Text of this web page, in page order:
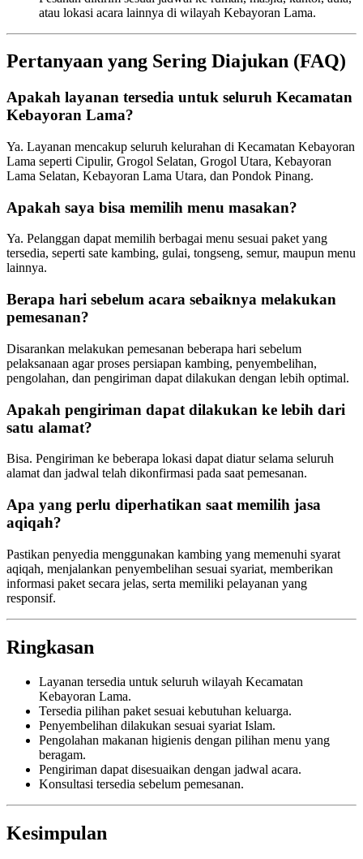
atau lokasi acara lainnya di wilayah Kebayoran Lama.
Pertanyaan yang Sering Diajukan (FAQ)
Apakah layanan tersedia untuk seluruh Kecamatan
Kebayoran Lama?
Ya. Layanan mencakup seluruh kelurahan di Kecamatan Kebayoran
Lama seperti Cipulir, Grogol Selatan, Grogol Utara, Kebayoran
Lama Selatan, Kebayoran Lama Utara, dan Pondok Pinang.
Apakah saya bisa memilih menu masakan?
Ya. Pelanggan dapat memilih berbagai menu sesuai paket yang
tersedia, seperti sate kambing, gulai, tongseng, semur, maupun menu
lainnya.
Berapa hari sebelum acara sebaiknya melakukan
pemesanan?
Disarankan melakukan pemesanan beberapa hari sebelum
pelaksanaan agar proses persiapan kambing, penyembelihan,
pengolahan, dan pengiriman dapat dilakukan dengan lebih optimal.
Apakah pengiriman dapat dilakukan ke lebih dari
satu alamat?
Bisa. Pengiriman ke beberapa lokasi dapat diatur selama seluruh
alamat dan jadwal telah dikonfirmasi pada saat pemesanan.
Apa yang perlu diperhatikan saat memilih jasa
aqiqah?
Pastikan penyedia menggunakan kambing yang memenuhi syarat
aqiqah, menjalankan penyembelihan sesuai syariat, memberikan
informasi paket secara jelas, serta memiliki pelayanan yang
responsif.
Ringkasan
Layanan tersedia untuk seluruh wilayah Kecamatan
Kebayoran Lama.
Tersedia pilihan paket sesuai kebutuhan keluarga.
Penyembelihan dilakukan sesuai syariat Islam.
Pengolahan makanan higienis dengan pilihan menu yang
beragam.
Pengiriman dapat disesuaikan dengan jadwal acara.
Konsultasi tersedia sebelum pemesanan.
Kesimpulan